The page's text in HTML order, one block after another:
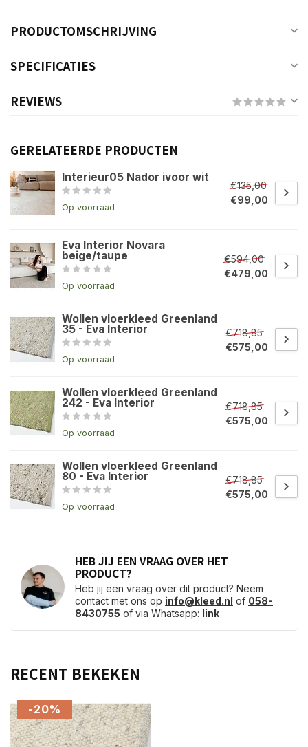
PRODUCTOMSCHRIJVING
SPECIFICATIES
REVIEWS
GERELATEERDE PRODUCTEN
Interieur05 Nador ivoor wit
Op voorraad
€135,00
€99,00
Eva Interior Novara
beige/taupe
Op voorraad
€594,00
€479,00
Wollen vloerkleed Greenland
35 - Eva Interior
Op voorraad
€718,85
€575,00
Wollen vloerkleed Greenland
242 - Eva Interior
Op voorraad
€718,85
€575,00
Wollen vloerkleed Greenland
80 - Eva Interior
Op voorraad
€718,85
€575,00
HEB JIJ EEN VRAAG OVER HET
PRODUCT?
Heb jij een vraag over dit product? Neem
contact met ons op info@kleed.nl of 058-
8430755 of via Whatsapp: link
RECENT BEKEKEN
-20%